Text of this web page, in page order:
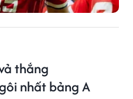
thắng
nhất bảng A